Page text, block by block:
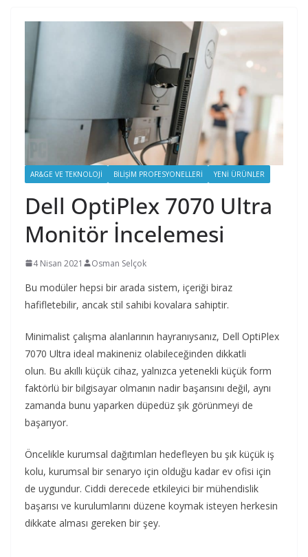
AR&GE VE TEKNOLOJI BILIŞIM PROFESYONELLERI YENI ÜRÜNLER
Dell OptiPlex 7070 Ultra
Monitör İncelemesi
4 Nisan 2021 Osman Selçok
Bu modüler hepsi bir arada sistem, içeriği biraz
hafifletebilir, ancak stil sahibi kovalara sahiptir.
Minimalist çalışma alanlarının hayranıysanız, Dell OptiPlex
7070 Ultra ideal makineniz olabileceğinden dikkatli
olun. Bu akıllı küçük cihaz, yalnızca yetenekli küçük form
faktörlü bir bilgisayar olmanın nadir başarısını değil, aynı
zamanda bunu yaparken düpedüz şık görünmeyi de
başarıyor.
Öncelikle kurumsal dağıtımları hedefleyen bu şık küçük iş
kolu, kurumsal bir senaryo için olduğu kadar ev ofisi için
de uygundur. Ciddi derecede etkileyici bir mühendislik
başarısı ve kurulumlarını düzene koymak isteyen herkesin
dikkate alması gereken bir şey.